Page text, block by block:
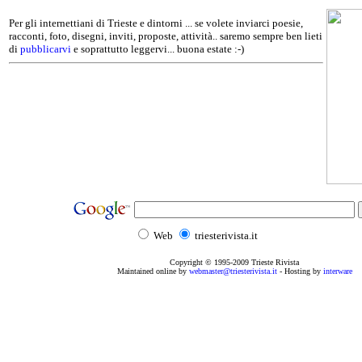
Per gli internettiani di Trieste e dintorni ... se volete inviarci poesie,
racconti, foto, disegni, inviti, proposte, attività.. saremo sempre ben lieti
di pubblicarvi e soprattutto leggervi... buona estate :-)
Web triesterivista.it
Copyright © 1995-2009 Trieste Rivista
Maintained online by webmaster@triesterivista.it- Hosting by interware